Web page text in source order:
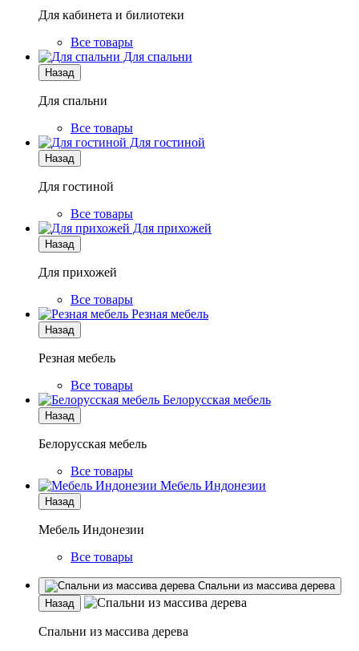
Для кабинета и билиотеки
Все товары
Для спальни
Назад
Для спальни
Все товары
Для гостиной
Назад
Для гостиной
Все товары
Для прихожей
Назад
Для прихожей
Все товары
Резная мебель
Назад
Резная мебель
Все товары
Белорусская мебель
Назад
Белорусская мебель
Все товары
Мебель Индонезии
Назад
Мебель Индонезии
Все товары
Спальни из массива дерева
Назад
Спальни из массива дерева